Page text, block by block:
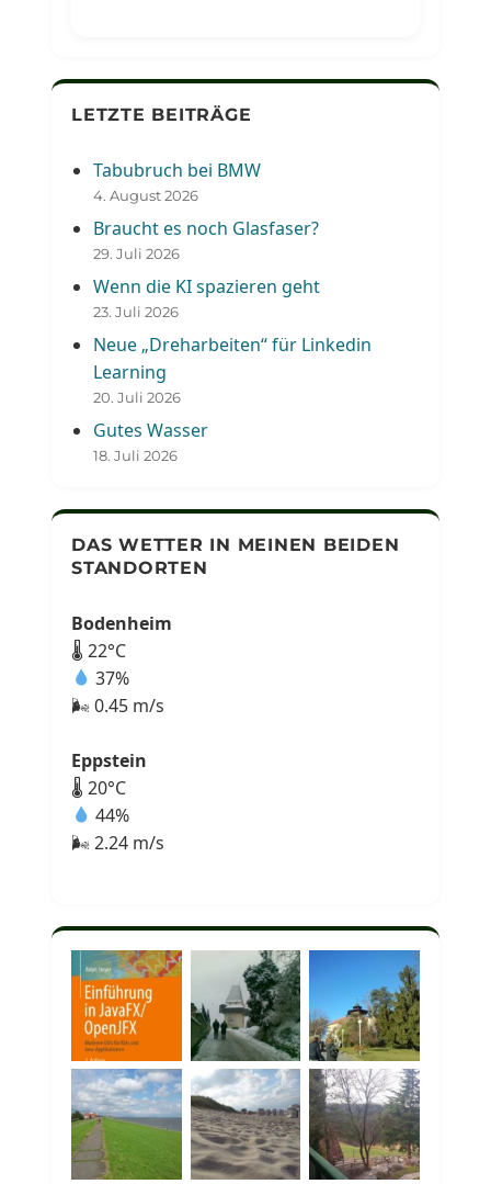
LETZTE BEITRÄGE
Tabubruch bei BMW
4. August 2026
Braucht es noch Glasfaser?
29. Juli 2026
Wenn die KI spazieren geht
23. Juli 2026
Neue „Dreharbeiten“ für Linkedin
Learning
20. Juli 2026
Gutes Wasser
18. Juli 2026
DAS WETTER IN MEINEN BEIDEN
STANDORTEN
Bodenheim
🌡 22°C
37%
🌬 0.45 m/s
Eppstein
🌡 20°C
44%
🌬 2.24 m/s